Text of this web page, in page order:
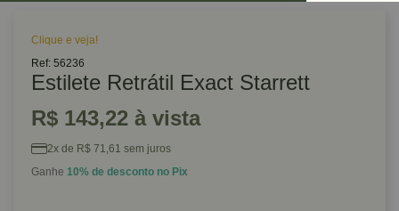
Clique e veja!
Ref: 56236
Estilete Retrátil Exact Starrett
R$ 143,22 à vista
2x de R$ 71,61 sem juros
Ganhe 10% de desconto no Pix